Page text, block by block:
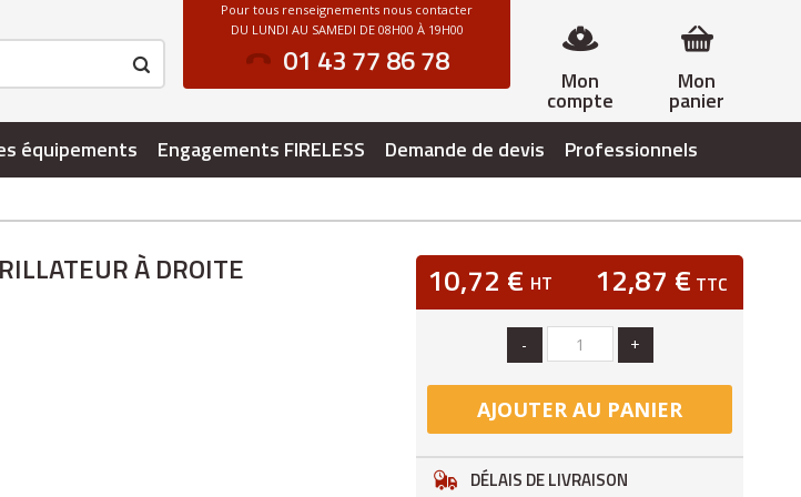
Mon
panier
Mon
compte
Pour tous renseignements nous contacter
DU LUNDI AU SAMEDI DE 08H00 À 19H00
01 43 77 86 78
équipements Engagements FIRELESS Demande de devis Professionnels
À DROITE 10,72 € HT 12,87 € TTC
- +
AJOUTER AU PANIER
DÉLAIS DE LIVRAISON